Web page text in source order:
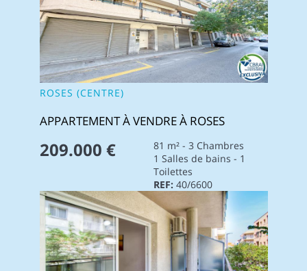
ROSES (CENTRE)
APPARTEMENT À VENDRE À ROSES
209.000 €
81 m² - 3 Chambres
1 Salles de bains - 1
Toilettes
REF: 40/6600